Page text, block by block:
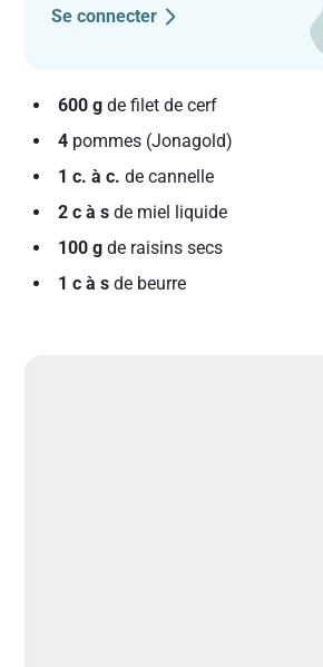
Se connecter
600 g de filet de cerf
4 pommes (Jonagold)
1 c. à c. de cannelle
2 c à s de miel liquide
100 g de raisins secs
1 c à s de beurre